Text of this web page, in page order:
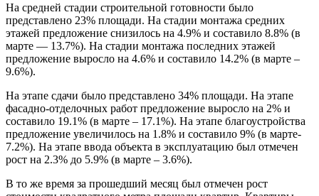
На средней стадии строительной готовности было
представлено 23% площади. На стадии монтажа средних
этажей предложение снизилось на 4.9% и составило 8.8% (в
марте — 13.7%). На стадии монтажа последних этажей
предложение выросло на 4.6% и составило 14.2% (в марте –
9.6%).
На этапе сдачи было представлено 34% площади. На этапе
фасадно-отделочных работ предложение выросло на 2% и
составило 19.1% (в марте – 17.1%). На этапе благоустройства
предложение увеличилось на 1.8% и составило 9% (в марте-
7.2%). На этапе ввода объекта в эксплуатацию был отмечен
рост на 2.3% до 5.9% (в марте – 3.6%).
В то же время за прошедший месяц был отмечен рост